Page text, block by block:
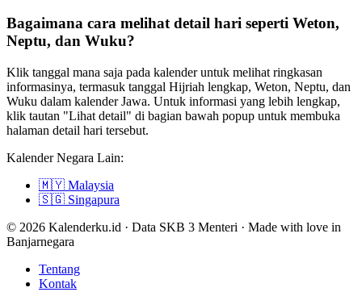
Bagaimana cara melihat detail hari seperti Weton,
Neptu, dan Wuku?
Klik tanggal mana saja pada kalender untuk melihat ringkasan
informasinya, termasuk tanggal Hijriah lengkap, Weton, Neptu, dan
Wuku dalam kalender Jawa. Untuk informasi yang lebih lengkap,
klik tautan "Lihat detail" di bagian bawah popup untuk membuka
halaman detail hari tersebut.
Kalender Negara Lain:
🇲🇾 Malaysia
🇸🇬 Singapura
© 2026 Kalenderku.id · Data SKB 3 Menteri · Made with love in
Banjarnegara
Tentang
Kontak